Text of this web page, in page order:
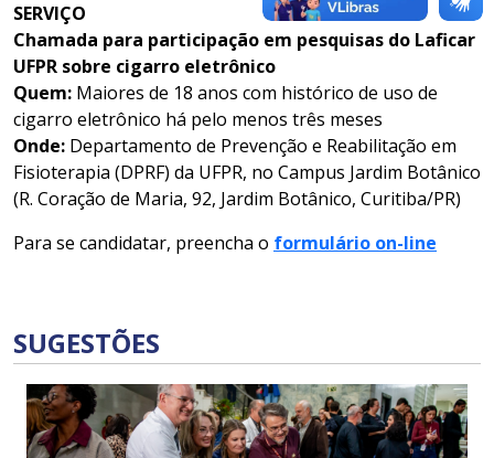
SERVIÇO
Chamada para participação em pesquisas do Laficar
UFPR sobre cigarro eletrônico
Quem: Maiores de 18 anos com histórico de uso de
cigarro eletrônico há pelo menos três meses
Onde: Departamento de Prevenção e Reabilitação em
Fisioterapia (DPRF) da UFPR, no Campus Jardim Botânico
(R. Coração de Maria, 92, Jardim Botânico, Curitiba/PR)
Para se candidatar, preencha o formulário on-line
SUGESTÕES